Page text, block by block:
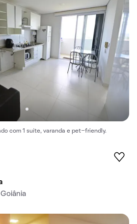
com 1 suíte, varanda e pet-friendly.
Goiânia